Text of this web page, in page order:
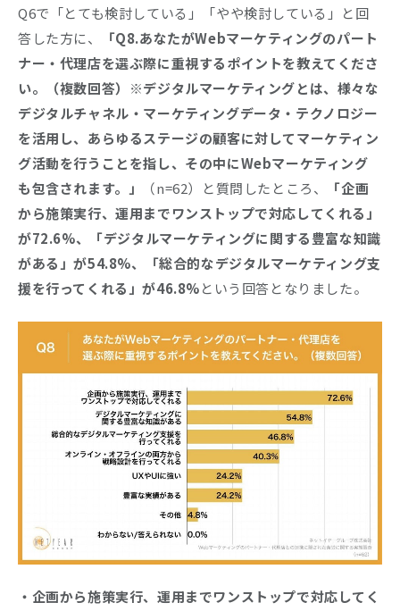
Q6で「とても検討している」「やや検討している」と回
答した方に、
「Q8.あなたがWebマーケティングのパート
ナー・代理店を選ぶ際に重視するポイントを教えてくださ
い。（複数回答）※デジタルマーケティングとは、様々な
デジタルチャネル・マーケティングデータ・テクノロジー
を活用し、あらゆるステージの顧客に対してマーケティン
グ活動を行うことを指し、その中にWebマーケティング
も包含されます。」
（n=62）と質問したところ、
「企画
から施策実行、運用までワンストップで対応してくれる」
が72.6%、「デジタルマーケティングに関する豊富な知識
がある」が54.8%、「総合的なデジタルマーケティング支
援を行ってくれる」が46.8%という回答となりました。
・企画から施策実行、運用までワンストップで対応してく